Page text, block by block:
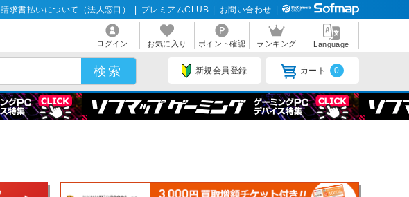
請求書払いについて（法人窓口） プレミアムCLUB お問い合わせ
ログイン お気に入り ポイント確認 ランキング Language
新規会員登録 カート 0